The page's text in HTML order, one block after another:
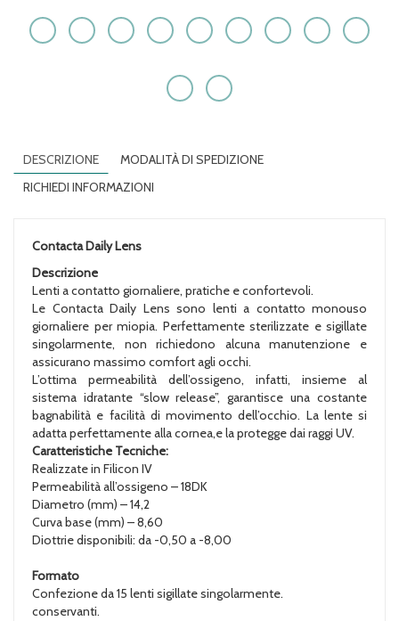
DESCRIZIONE
MODALITÀ DI SPEDIZIONE
RICHIEDI INFORMAZIONI
Contacta Daily Lens
Descrizione
Lenti a contatto giornaliere, pratiche e confortevoli.
Le Contacta Daily Lens sono lenti a contatto monouso
giornaliere per miopia. Perfettamente sterilizzate e sigillate
singolarmente, non richiedono alcuna manutenzione e
assicurano massimo comfort agli occhi.
L’ottima permeabilità dell’ossigeno, infatti, insieme al
sistema idratante “slow release”, garantisce una costante
bagnabilità e facilità di movimento dell’occhio. La lente si
adatta perfettamente alla cornea,e la protegge dai raggi UV.
Caratteristiche Tecniche:
Realizzate in Filicon IV
Permeabilità all’ossigeno – 18DK
Diametro (mm) – 14,2
Curva base (mm) – 8,60
Diottrie disponibili: da -0,50 a -8,00
Formato
Confezione da 15 lenti sigillate singolarmente.
conservanti.